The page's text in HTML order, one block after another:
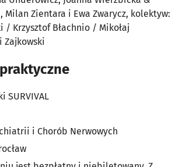
Milan Zientara i Ewa Zwarycz, kolektyw:
/ Krzysztof Błachnio / Mikołaj
Zajkowski
SURVIVAL
i Chorób Nerwowych